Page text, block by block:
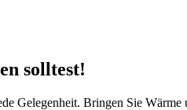
solltest!
Gelegenheit. Bringen Sie